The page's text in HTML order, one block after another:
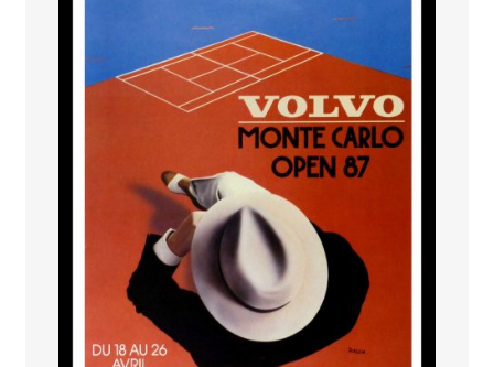
SPORT – COURSE AUTOMOBILE – CYCLES
TOURISME FRANCAIS
PAYS ETRANGER
THEATRE – EXPOSITION